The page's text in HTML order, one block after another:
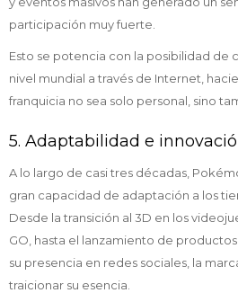
participación muy fuerte.
Esto se potencia con la posibilidad de
nivel mundial a través de Internet,
franquicia no sea solo personal, sino
5. Adaptabilidad e
A lo largo de casi tres décadas,
gran capacidad de adaptación a los
Desde la transición al 3D en los
GO, hasta el lanzamiento de
su presencia en redes sociales, la
traicionar su esencia.